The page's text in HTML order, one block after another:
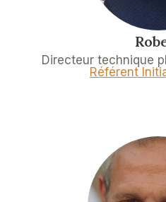
Directeur technique
Référent